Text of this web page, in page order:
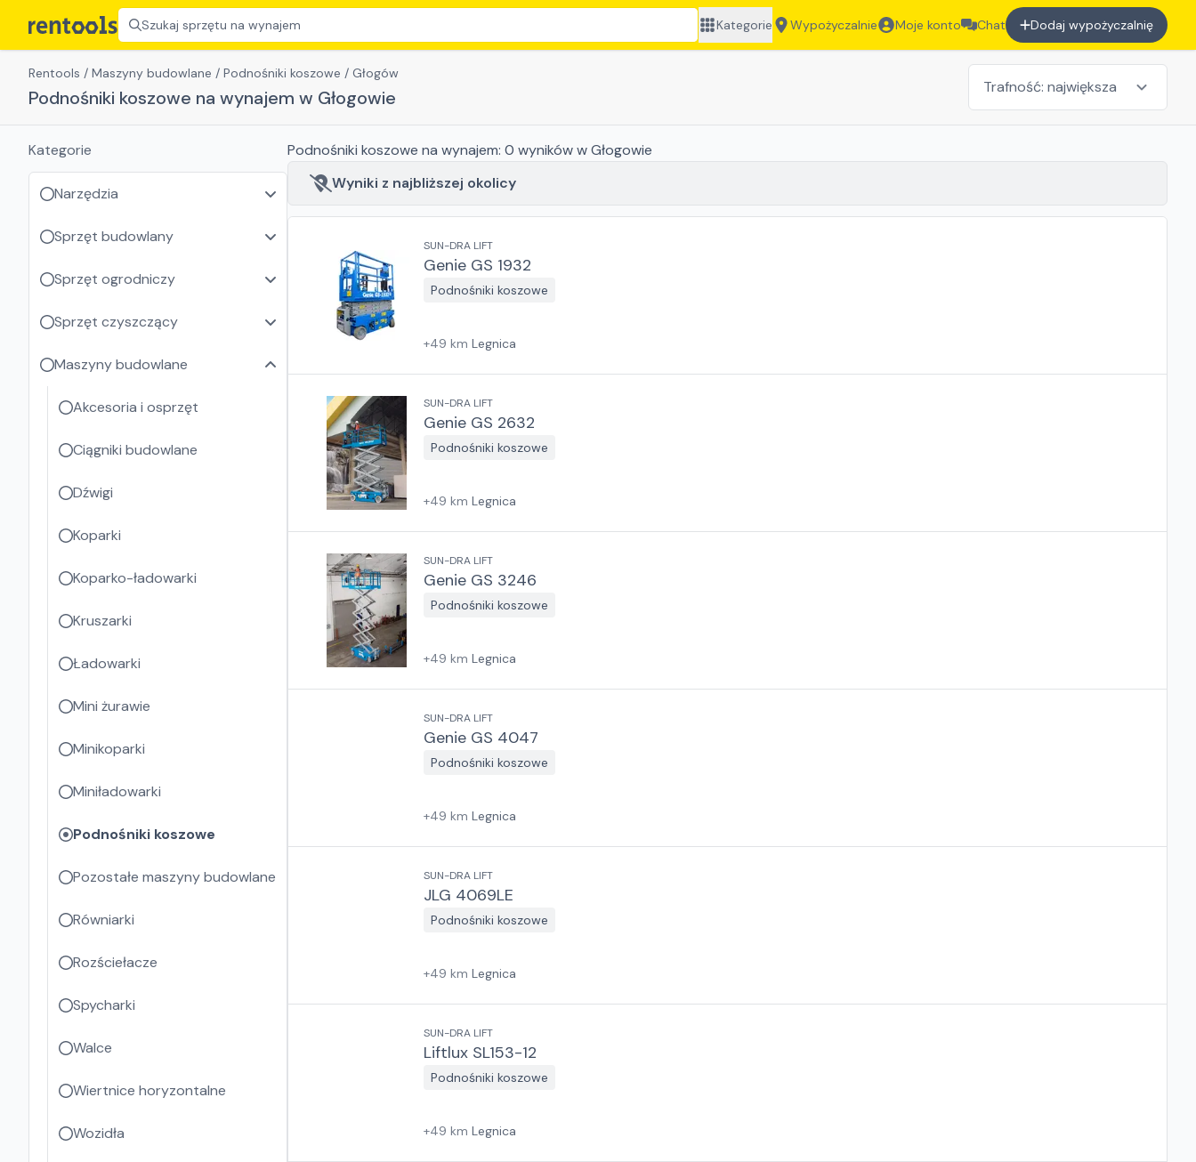
Szukaj sprzętu na wynajem Kategorie Wypożyczalnie Moje konto Chat Dodaj wypożyczalnię
Rentools / Maszyny budowlane / Podnośniki koszowe / Głogów
Podnośniki koszowe na wynajem w Głogowie
Podnośniki koszowe na wynajem: 0 wynikóww Głogowie
Wyniki z najbliższej okolicy
SUN-DRA LIFT
Genie GS 1932
Podnośniki koszowe
+49 km Legnica
SUN-DRA LIFT
Genie GS 2632
Podnośniki koszowe
+49 km Legnica
SUN-DRA LIFT
Genie GS 3246
Podnośniki koszowe
+49 km Legnica
SUN-DRA LIFT
Genie GS 4047
Podnośniki koszowe
+49 km Legnica
SUN-DRA LIFT
JLG 4069LE
Podnośniki koszowe
+49 km Legnica
SUN-DRA LIFT
Liftlux SL153-12
Podnośniki koszowe
+49 km Legnica
Kategorie
Narzędzia
Sprzęt budowlany
Sprzęt ogrodniczy
Sprzęt czyszczący
Maszyny budowlane
Akcesoria i osprzęt
Ciągniki budowlane
Dźwigi
Koparki
Koparko-ładowarki
Kruszarki
Ładowarki
Mini żurawie
Minikoparki
Miniładowarki
Podnośniki koszowe
Pozostałe maszyny budowlane
Równiarki
Rozściełacze
Spycharki
Walce
Wiertnice horyzontalne
Wozidła